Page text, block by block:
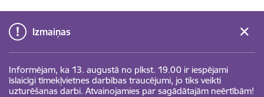
Izmaiņas
Informējam, ka 13. augustā no plkst. 19.00 ir iespējami
īslaicīgi tīmekļvietnes darbības traucējumi, jo tiks veikti
uzturēšanas darbi. Atvainojamies par sagādātajām neērtībām!